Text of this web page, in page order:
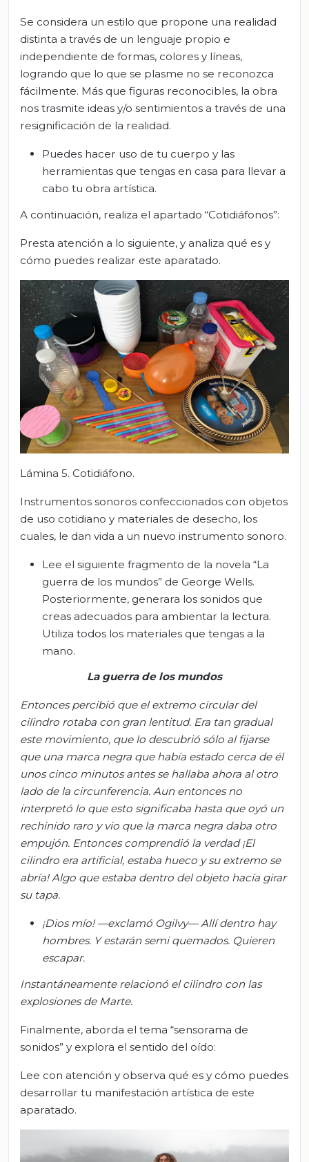
Se considera un estilo que propone una realidad
distinta a través de un lenguaje propio e
independiente de formas, colores y líneas,
logrando que lo que se plasme no se reconozca
fácilmente. Más que figuras reconocibles, la obra
nos trasmite ideas y/o sentimientos a través de una
resignificación de la realidad.
Puedes hacer uso de tu cuerpo y las
herramientas que tengas en casa para llevar a
cabo tu obra artística.
A continuación, realiza el apartado “Cotidiáfonos”:
Presta atención a lo siguiente, y analiza qué es y
cómo puedes realizar este aparatado.
Lámina 5. Cotidiáfono.
Instrumentos sonoros confeccionados con objetos
de uso cotidiano y materiales de desecho, los
cuales, le dan vida a un nuevo instrumento sonoro.
Lee el siguiente fragmento de la novela “La
guerra de los mundos” de George Wells.
Posteriormente, generara los sonidos que
creas adecuados para ambientar la lectura.
Utiliza todos los materiales que tengas a la
mano.
La guerra de los mundos
Entonces percibió que el extremo circular del
cilindro rotaba con gran lentitud. Era tan gradual
este movimiento, que lo descubrió sólo al fijarse
que una marca negra que había estado cerca de él
unos cinco minutos antes se hallaba ahora al otro
lado de la circunferencia. Aun entonces no
interpretó lo que esto significaba hasta que oyó un
rechinido raro y vio que la marca negra daba otro
empujón. Entonces comprendió la verdad ¡El
cilindro era artificial, estaba hueco y su extremo se
abría! Algo que estaba dentro del objeto hacía girar
su tapa.
¡Dios mío! —exclamó Ogilvy— Allídentro hay
hombres. Y estarán semi quemados. Quieren
escapar.
Instantáneamente relacionó el cilindro con las
explosiones de Marte.
Finalmente, aborda el tema “sensorama de
sonidos” y explora el sentido del oído:
Lee con atención y observa qué es y cómo puedes
desarrollar tu manifestación artística de este
aparatado.